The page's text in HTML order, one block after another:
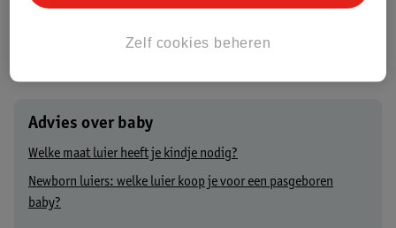
Advies over baby
Welke maat luier heeft je kindje nodig?
Newborn luiers: welke luier koop je voor een pasgeboren
baby?
Zelf cookies beheren